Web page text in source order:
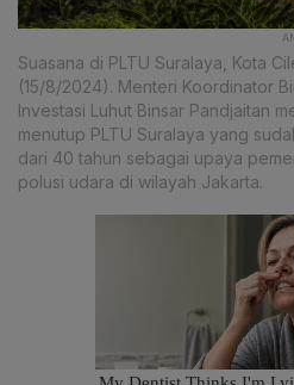
Suasana di PLTU Suralaya, Kota
(15/8/2024). Menteri Koordinator
Investasi Luhut Binsar Pandjaitan
menutup PLTU Suralaya yang
dari 40 tahun sebagai upaya
polusi udara di wilayah Jakarta.